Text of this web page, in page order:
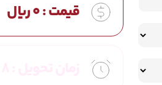
قیمت :0ریال